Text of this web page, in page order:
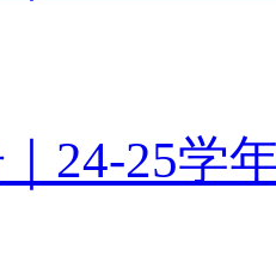
24-25学